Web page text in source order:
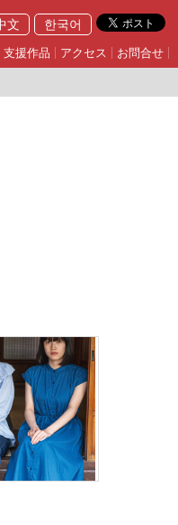
文 한국어
支援作品 アクセス お問合せ